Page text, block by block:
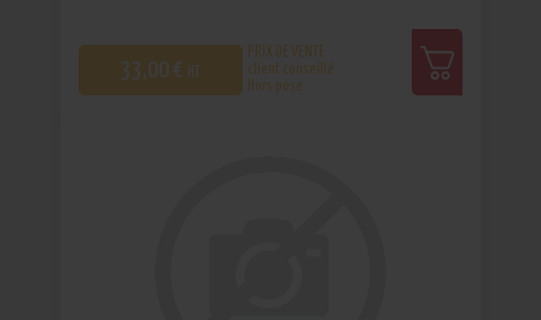
33,00 € HT
PRIX DE VENTE
client conseillé
Hors pose